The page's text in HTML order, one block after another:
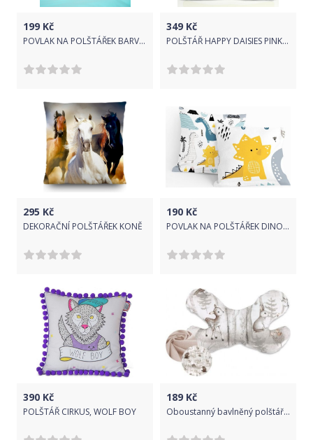
199 Kč
POVLAK NA POLŠTÁŘEK BARVY - MINT HVĚZDA ŠEDÁ
349 Kč
POLŠTÁŘ HAPPY DAISIES PINK 17 + VÝPLŇ
295 Kč
DEKORAČNÍ POLŠTÁŘEK KONĚ
190 Kč
POVLAK NA POLŠTÁŘEK DINOSAUŘI
390 Kč
POLŠTÁŘ CIRKUS, WOLF BOY
189 Kč
Oboustanný bavlněný polštářek Medvěd a kamarádi - šedá, béžová